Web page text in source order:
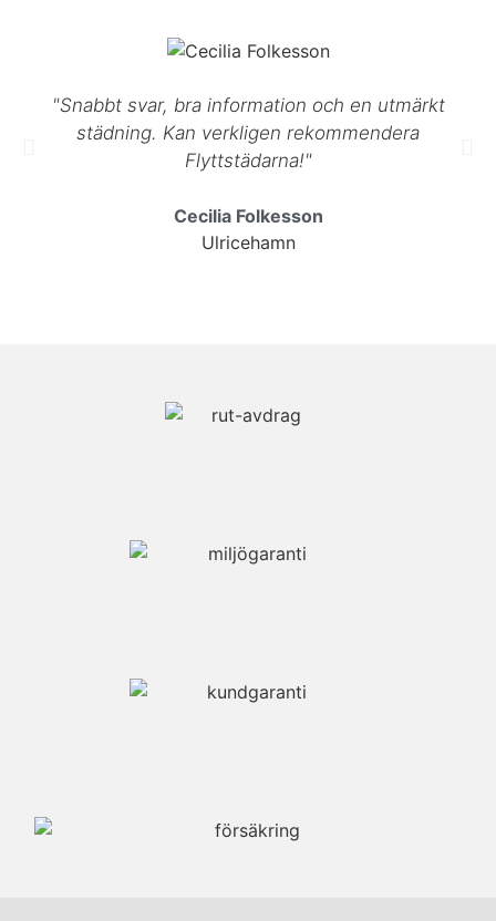
"Snabbt svar, bra information och en utmärkt
städning. Kan verkligen rekommendera
Flyttstädarna!"
Cecilia Folkesson
Ulricehamn